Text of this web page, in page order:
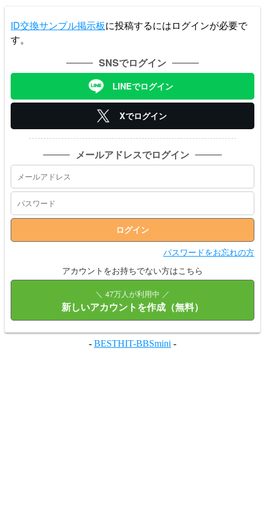
ID交換サンプル掲示板に投稿するにはログインが必要で
す。
SNSでログイン
LINEでログイン
Xでログイン
メールアドレスでログイン
パスワードをお忘れの方
アカウントをお持ちでない方はこちら
＼ 47万人が利用中 ／
新しいアカウントを作成（無料）
- BESTHIT-BBSmini -